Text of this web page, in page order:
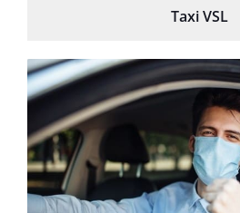
Taxi VSL